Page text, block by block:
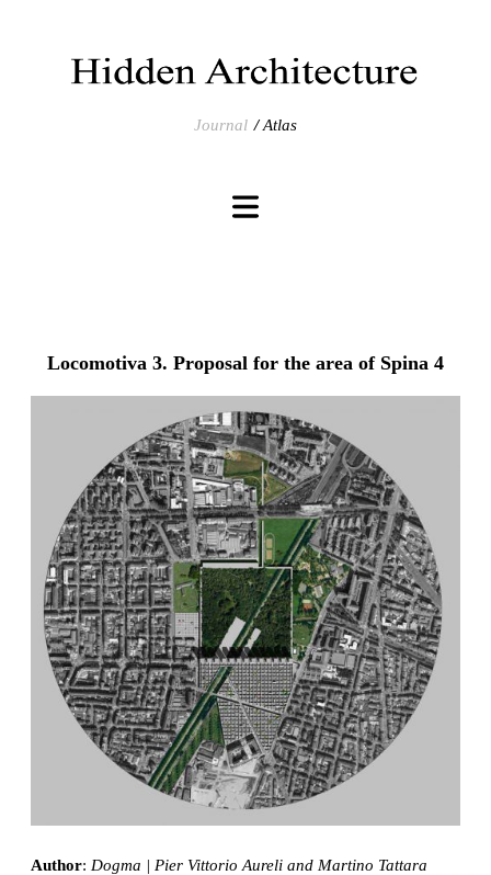
Journal Atlas
Locomotiva 3. Proposal for the area of Spina 4
Author: Dogma | Pier Vittorio Aureli and Martino Tattara